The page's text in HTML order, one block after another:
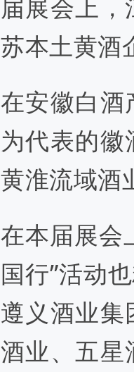
届展会上
苏本土黄酒
在安徽白酒
为代表的
黄淮流域酒
在本届展会
国行”活动
遵义酒业
酒业、五星